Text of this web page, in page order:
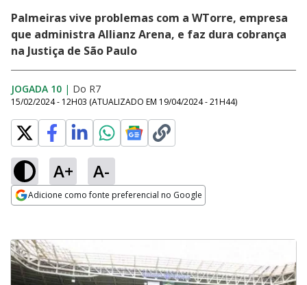
Palmeiras vive problemas com a WTorre, empresa
que administra Allianz Arena, e faz dura cobrança
na Justiça de São Paulo
JOGADA 10 | Do R7
15/02/2024 - 12H03 (ATUALIZADO EM 19/04/2024 - 21H44)
A+ A-
Adicione como fonte preferencial no Google